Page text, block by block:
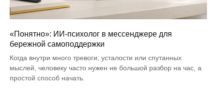
«Понятно»: ИИ-психолог в мессенджере для
бережной самоподдержки
Когда внутри много тревоги, усталости или спутанных
мыслей, человеку часто нужен не большой разбор на час, а
простой способ начать.